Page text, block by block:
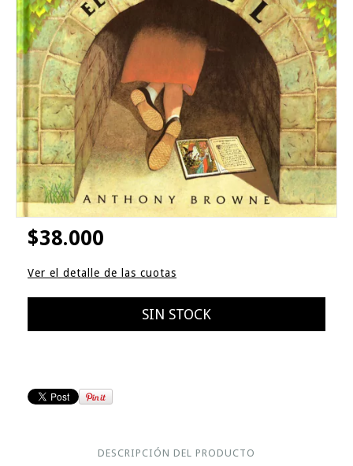
$38.000
Ver el detalle de las cuotas
DESCRIPCIÓN DEL PRODUCTO